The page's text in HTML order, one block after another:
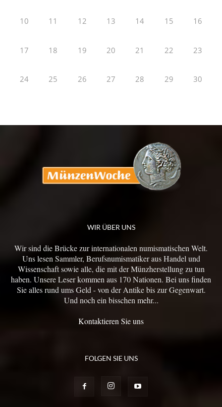
10 11 12 13 14 15 16
17 18 19 20 21 22 23
24 25 26 27 28 29 30
WIR ÜBER UNS
Wir sind die Brücke zur internationalen numismatischen Welt.
Uns lesen Sammler, Berufsnumismatiker aus Handel und
Wissenschaft sowie alle, die mit der Münzherstellung zu tun
haben. Unsere Leser kommen aus 170 Nationen. Bei uns finden
Sie alles rund ums Geld - von der Antike bis zur Gegenwart.
Und noch ein bisschen mehr...
Kontaktieren Sie uns
FOLGEN SIE UNS